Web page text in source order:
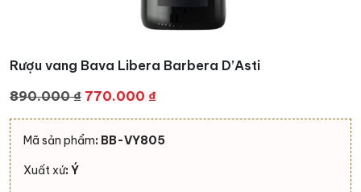
Rượu vang Bava Libera Barbera D’Asti
890.000₫ Giá
gốc
là:
770.000 ₫Giá
hiện
tại
Mã sản phẩm: BB-VY805
Xuất xứ: Ý